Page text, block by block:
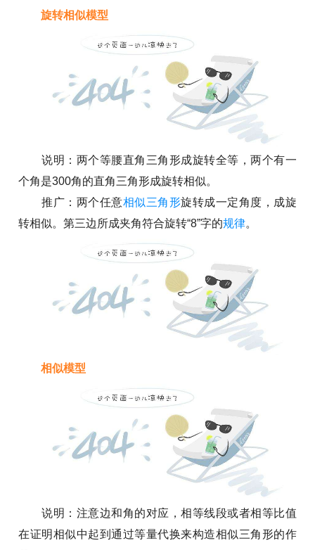
旋转相似模型
说明：两个等腰直角三角形成旋转全等，两个有一
个角是300角的直角三角形成旋转相似。
推广：两个任意相似三角形旋转成一定角度，成旋
转相似。第三边所成夹角符合旋转“8”字的规律。
相似模型
说明：注意边和角的对应，相等线段或者相等比值
在证明相似中起到通过等量代换来构造相似三角形的作